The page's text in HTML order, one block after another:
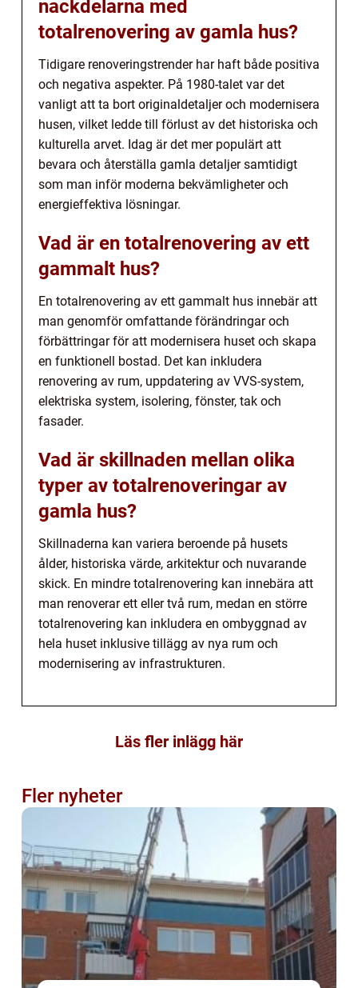
nackdelarna med
totalrenovering av gamla hus?
Tidigare renoveringstrender har haft både positiva
och negativa aspekter. På 1980-talet var det
vanligt att ta bort originaldetaljer och modernisera
husen, vilket ledde till förlust av det historiska och
kulturella arvet. Idag är det mer populärt att
bevara och återställa gamla detaljer samtidigt
som man inför moderna bekvämligheter och
energieffektiva lösningar.
Vad är en totalrenovering av ett
gammalt hus?
En totalrenovering av ett gammalt hus innebär att
man genomför omfattande förändringar och
förbättringar för att modernisera huset och skapa
en funktionell bostad. Det kan inkludera
renovering av rum, uppdatering av VVS-system,
elektriska system, isolering, fönster, tak och
fasader.
Vad är skillnaden mellan olika
typer av totalrenoveringar av
gamla hus?
Skillnaderna kan variera beroende på husets
ålder, historiska värde, arkitektur och nuvarande
skick. En mindre totalrenovering kan innebära att
man renoverar ett eller två rum, medan en större
totalrenovering kan inkludera en ombyggnad av
hela huset inklusive tillägg av nya rum och
modernisering av infrastrukturen.
Läs fler inlägg här
Fler nyheter